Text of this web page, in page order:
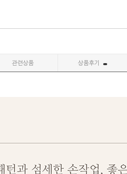
관련상품 상품후기